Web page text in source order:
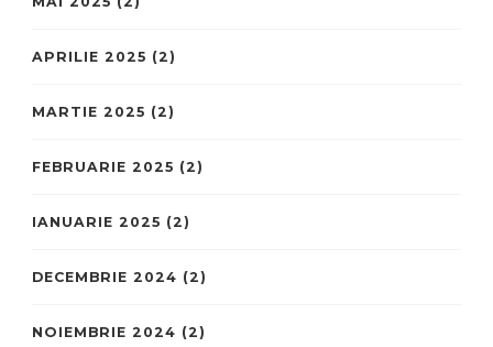
APRILIE 2025 (2)
MARTIE 2025 (2)
FEBRUARIE 2025 (2)
IANUARIE 2025 (2)
DECEMBRIE 2024 (2)
NOIEMBRIE 2024 (2)